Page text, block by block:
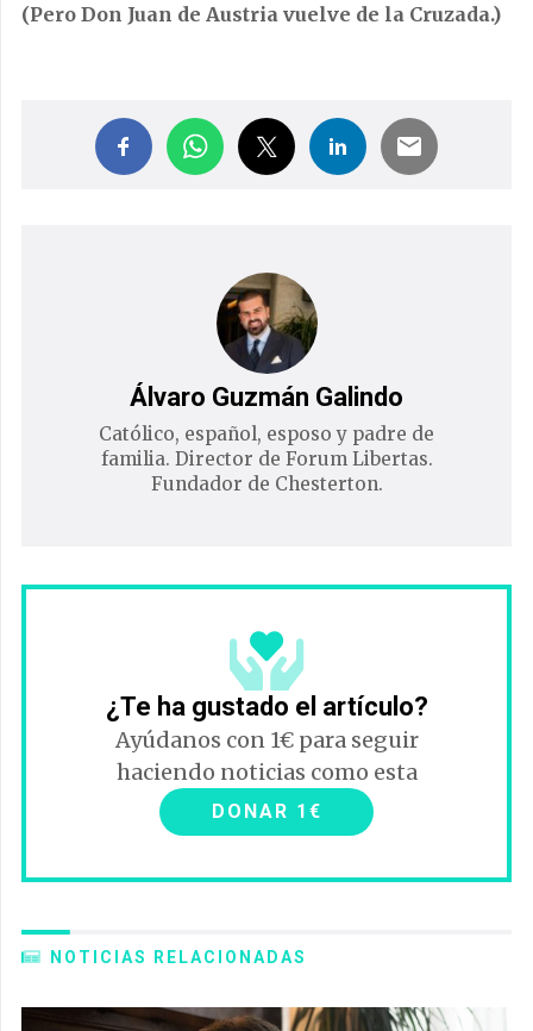
(Pero Don Juan de Austria vuelve de la Cruzada.)
Álvaro Guzmán Galindo
Católico, español, esposo y padre de
familia. Director de Forum Libertas.
Fundador de Chesterton.
¿Te ha gustado el artículo?
Ayúdanos con 1€ para seguir
haciendo noticias como esta
DONAR 1€
NOTICIAS RELACIONADAS